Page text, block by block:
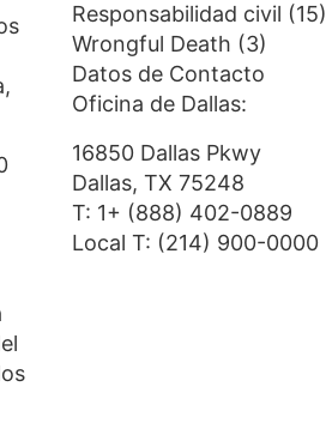
Responsabilidad civil (15)
Wrongful Death (3)
Datos de Contacto
Oficina de Dallas:
16850 Dallas Pkwy
Dallas, TX 75248
T: 1+ (888) 402-0889
Local T: (214) 900-0000